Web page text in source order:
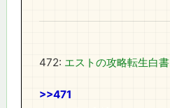
472: エストの攻略転生白書
>>471